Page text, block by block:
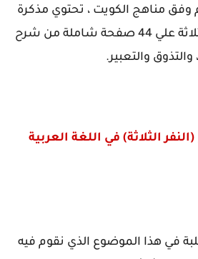
2024-2025م وفق مناهج الكويت ، تحتوي مذكرة
شرح موضوع النفر الثلاثة علي 44 صفحة شاملة من شرح
والتعبير.
الثلاثة) في اللغة العربية
في هذا الموضوع الذي نقوم فيه